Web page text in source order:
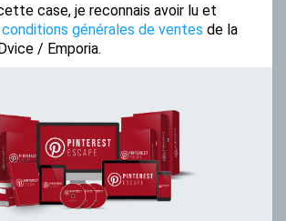
case, je reconnais avoir lu et
conditions générales de ventes de la
/ Emporia.